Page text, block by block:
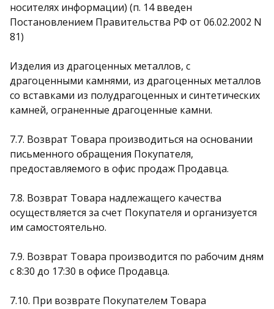
носителях информации) (п. 14 введен
Постановлением Правительства РФ от 06.02.2002 N
81)
Изделия из драгоценных металлов, с
драгоценными камнями, из драгоценных металлов
со вставками из полудрагоценных и синтетических
камней, ограненные драгоценные камни.
7.7. Возврат Товара производиться на основании
письменного обращения Покупателя,
предоставляемого в офис продаж Продавца.
7.8. Возврат Товара надлежащего качества
осуществляется за счет Покупателя и организуется
им самостоятельно.
7.9. Возврат Товара производится по рабочим дням
с 8:30 до 17:30 в офисе Продавца.
7.10. При возврате Покупателем Товара